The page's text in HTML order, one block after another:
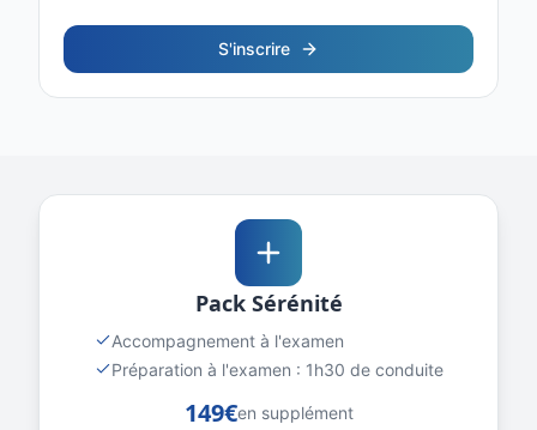
S'inscrire
Pack Sérénité
Accompagnement à l'examen
Préparation à l'examen : 1h30 de conduite
149€en supplément